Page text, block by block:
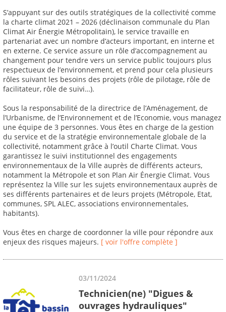
S’appuyant sur des outils stratégiques de la collectivité comme
la charte climat 2021 – 2026 (déclinaison communale du Plan
Climat Air Énergie Métropolitain), le service travaille en
partenariat avec un nombre d’acteurs important, en interne et
en externe. Ce service assure un rôle d’accompagnement au
changement pour tendre vers un service public toujours plus
respectueux de l’environnement, et prend pour cela plusieurs
rôles suivant les besoins des projets (rôle de pilotage, rôle de
facilitateur, rôle de suivi…).
Sous la responsabilité de la directrice de l’Aménagement, de
l’Urbanisme, de l’Environnement et de l’Economie, vous managez
une équipe de 3 personnes. Vous êtes en charge de la gestion
du service et de la stratégie environnementale globale de la
collectivité, notamment grâce à l’outil Charte Climat. Vous
garantissez le suivi institutionnel des engagements
environnementaux de la Ville auprès de différents acteurs,
notamment la Métropole et son Plan Air Énergie Climat. Vous
représentez la Ville sur les sujets environnementaux auprès de
ses différents partenaires et de leurs projets (Métropole, Etat,
communes, SPL ALEC, associations environnementales,
habitants).
Vous êtes en charge de coordonner la ville pour répondre aux
enjeux des risques majeurs. [ voir l'offre complète ]
03/11/2024
Technicien(ne) "Digues &
ouvrages hydrauliques"